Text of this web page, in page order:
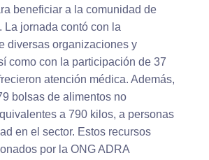
beneficiar a la comunidad de
La jornada contó con la
diversas organizaciones y
como con la participación de 37
atención médica. Además,
bolsas de alimentos no
a 790 kilos, a personas
en el sector. Estos recursos
por la ONG ADRA